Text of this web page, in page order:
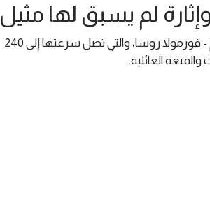
لم يسبق لها مثيل
، موطن أسرع أفعوانية في العالم - فورمولا روسا، والتي تصل سرعتها إلى 240
العائلية.